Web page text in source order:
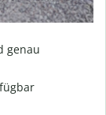
genau